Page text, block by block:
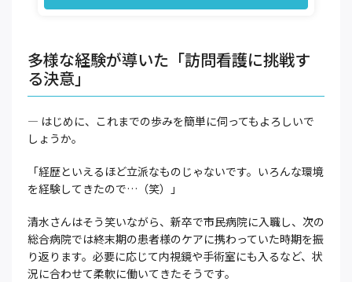
多様な経験が導いた「訪問看護に挑戦す
る決意」
― はじめに、これまでの歩みを簡単に伺ってもよろしいで
しょうか。
「経歴といえるほど立派なものじゃないです。いろんな環境
を経験してきたので…（笑）」
清水さんはそう笑いながら、新卒で市民病院に入職し、次の
総合病院では終末期の患者様のケアに携わっていた時期を振
り返ります。必要に応じて内視鏡や手術室にも入るなど、状
況に合わせて柔軟に働いてきたそうです。